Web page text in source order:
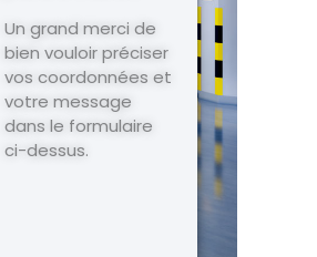
Un grand merci de
bien vouloir préciser
vos coordonnées et
votre message
dans le formulaire
ci-dessus.